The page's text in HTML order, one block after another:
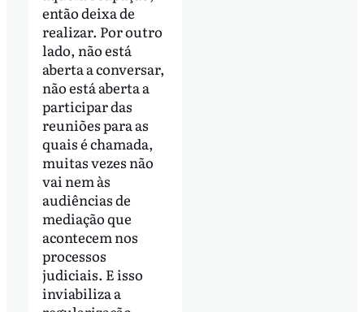
então deixa de
realizar. Por outro
lado, não está
aberta a conversar,
não está aberta a
participar das
reuniões para as
quais é chamada,
muitas vezes não
vai nem às
audiências de
mediação que
acontecem nos
processos
judiciais. E isso
inviabiliza a